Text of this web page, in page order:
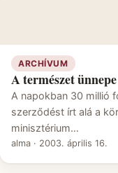
ARCHÍVUM
A természet ünnepe
A napokban 30 millió
szerződést írt alá a
minisztérium…
alma · 2003. április 16.